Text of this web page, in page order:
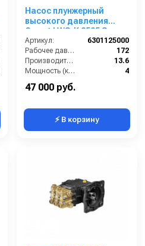
Насос плунжерный
высокого давления
Comet LWS-K 3525 S
(13,6/172) 1750 об/мин
вал ø 24 мм
Артикул:
6301125000
Рабочее давление (бар):
172
Производительность (л/мин):
13.6
Мощность (кВт):
4
Обороты двигателя (об/мин):
47 000 руб.
⚡ В корзину